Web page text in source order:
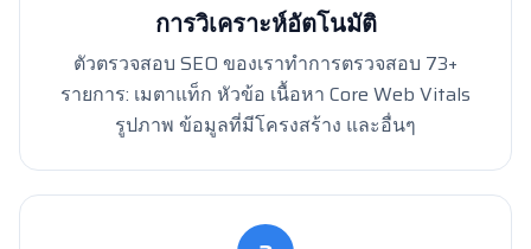
การวิเคราะห์อัตโนมัติ
ตัวตรวจสอบ SEO ของเราทำการตรวจสอบ 73+
รายการ: เมตาแท็ก หัวข้อ เนื้อหา Core Web Vitals
รูปภาพ ข้อมูลที่มีโครงสร้าง และอื่นๆ